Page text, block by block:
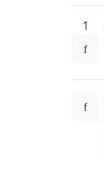
1